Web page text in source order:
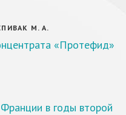
М. А.
«Протефид»
в годы второй